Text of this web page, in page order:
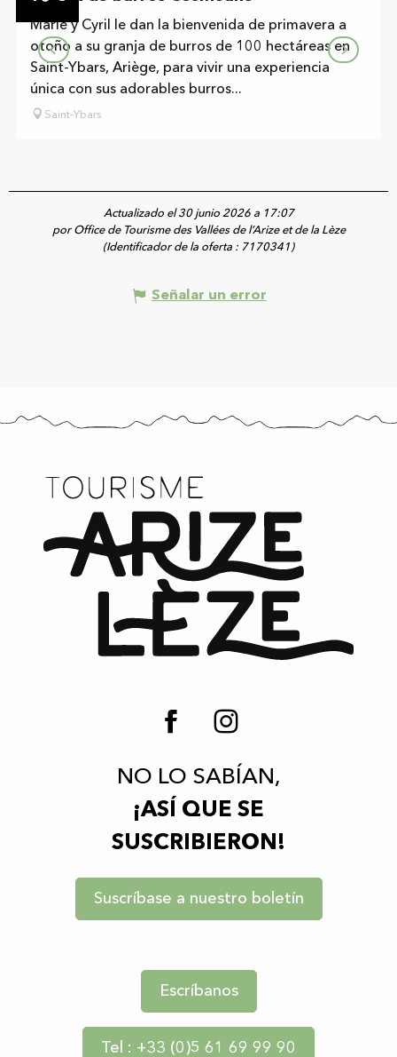
Marie y Cyril le dan la bienvenida de primavera a
otoño a su granja de burros de 100 hectáreas en
Saint-Ybars, Ariège, para vivir una experiencia
única con sus adorables burros...
Saint-Ybars
Actualizado el 30 junio 2026 a 17:07
por Office de Tourisme des Vallées de l’Arize et de la Lèze
(Identificador de la oferta : 7170341 )
Señalar un error
NO LO SABÍAN,
¡ASÍ QUE SE
SUSCRIBIERON!
Suscríbase a nuestro boletín
Escríbanos
Tel : +33 (0)5 61 69 99 90